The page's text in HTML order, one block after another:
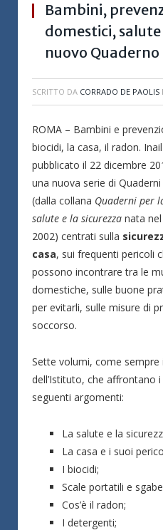
Bambini,
domestici, salute
nuovo
SCRITTO DA CORRADO DE PAOLIS
ROMA – Bambini e
biocidi, la casa, il radon.
pubblicato il 22 dicembre
una nuova serie di Quaderni
(dalla collana Quaderni per
salute e la sicurezza nata nel
2002) centrati sulla
casa, sui frequenti pericoli
possono incontrare tra le
domestiche, sulle buone
per evitarli, sulle misure di
soccorso.
Sette volumi, come
dell’Istituto, che affrontano i
seguenti argomenti:
La salute e la
La casa e i suoi
I biocidi;
Scale portatili e
Cos’è il radon;
I detergenti;